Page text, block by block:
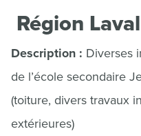
Région
Description : Diverses
de l’école secondaire
(toiture, divers travaux
extérieures)